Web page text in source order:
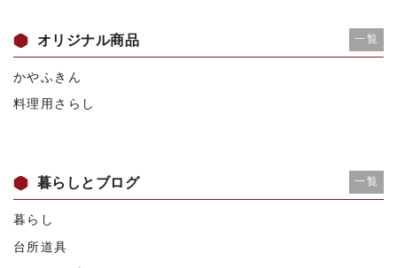
オリジナル商品 一覧
かやふきん
料理用さらし
暮らしとブログ 一覧
暮らし
台所道具